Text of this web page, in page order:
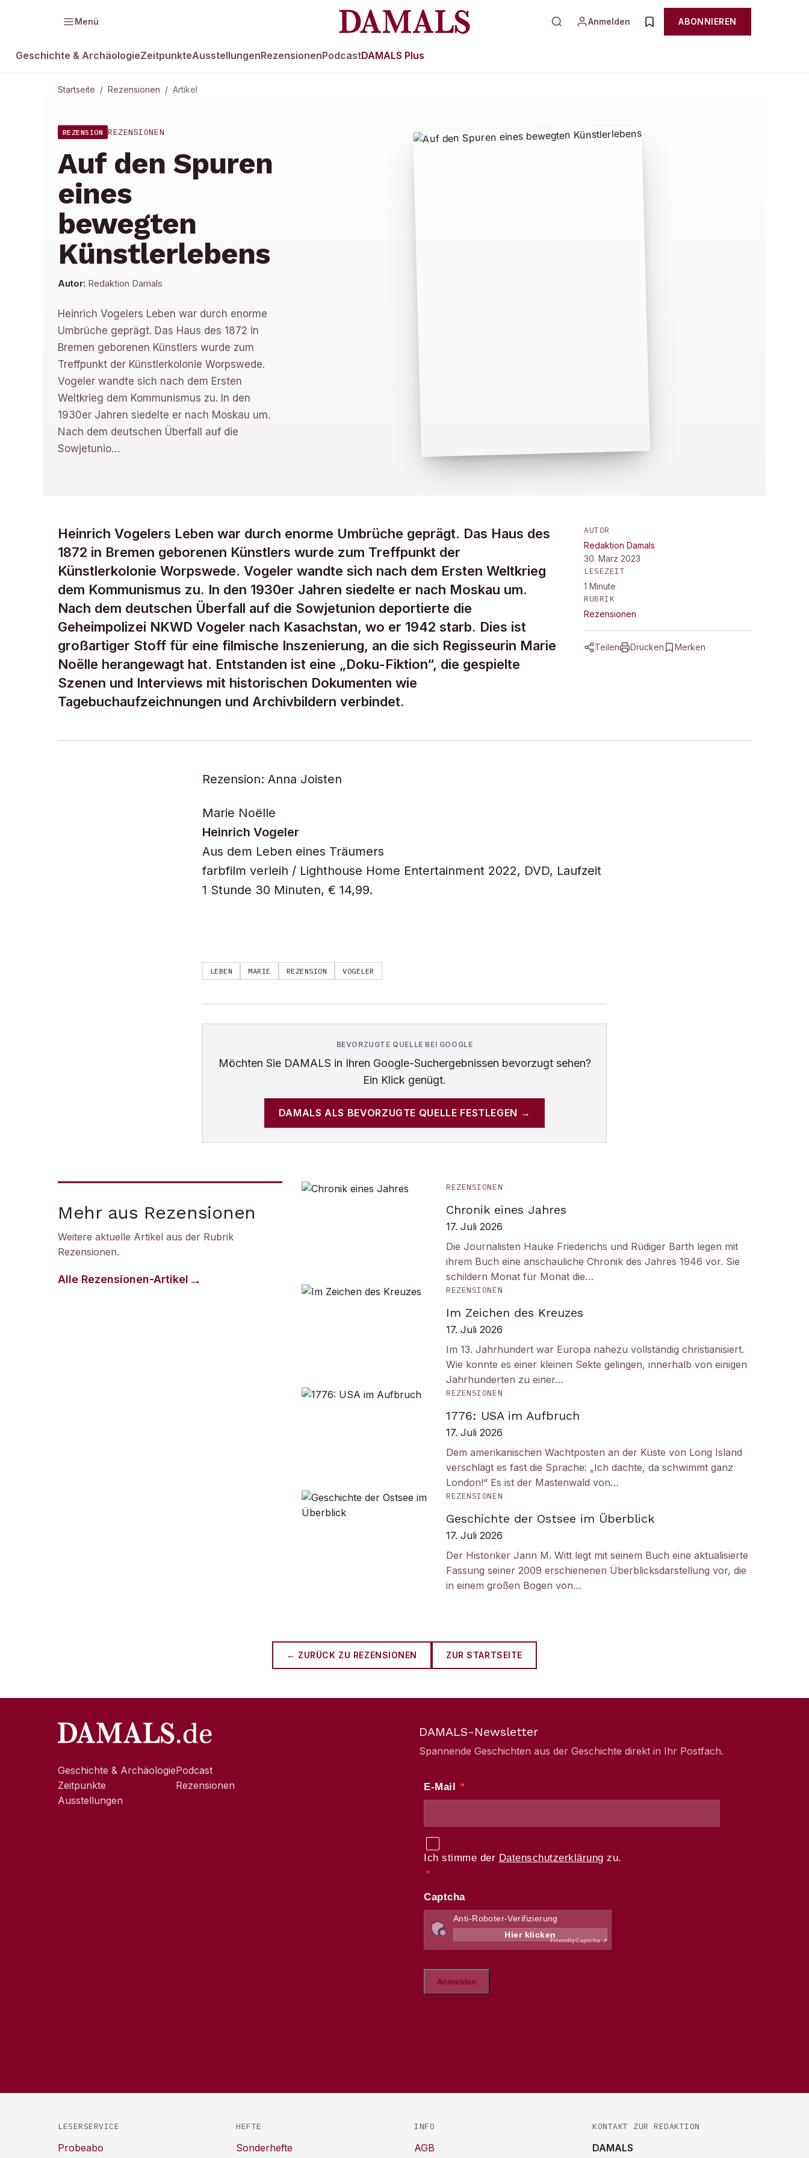
Menü Anmelden ABONNIEREN
Geschichte & ArchäologieZeitpunkteAusstellungenRezensionenPodcastDAMALS Plus
Startseite / Rezensionen / Artikel
REZENSION REZENSIONEN
Auf den Spuren
eines
bewegten
Künstlerlebens
Autor: Redaktion Damals
Heinrich Vogelers Leben war durch enorme
Umbrüche geprägt. Das Haus des 1872 in
Bremen geborenen Künstlers wurde zum
Treffpunkt der Künstlerkolonie Worpswede.
Vogeler wandte sich nach dem Ersten
Weltkrieg dem Kommunismus zu. In den
1930er Jahren siedelte er nach Moskau um.
Nach dem deutschen Überfall auf die
Sowjetunio…
Heinrich Vogelers Leben war durch enorme Umbrüche geprägt. Das Haus des
1872 in Bremen geborenen Künstlers wurde zum Treffpunkt der
Künstlerkolonie Worpswede. Vogeler wandte sich nach dem Ersten Weltkrieg
dem Kommunismus zu. In den 1930er Jahren siedelte er nach Moskau um.
Nach dem deutschen Überfall auf die Sowjetunion deportierte die
Geheimpolizei NKWD Vogeler nach Kasachstan, wo er 1942 starb. Dies ist
großartiger Stoff für eine filmische Inszenierung, an die sich Regisseurin Marie
Noëlle herangewagt hat. Entstanden ist eine „Doku-Fiktion“, die gespielte
Szenen und Interviews mit historischen Dokumenten wie
Tagebuchaufzeichnungen und Archivbildern verbindet.
AUTOR
Redaktion Damals
30. März 2023
LESEZEIT
1 Minute
RUBRIK
Rezensionen
Teilen Drucken Merken
Rezension: Anna Joisten
Marie Noëlle
Heinrich Vogeler
Aus dem Leben eines Träumers
farbfilm verleih / Lighthouse Home Entertainment 2022, DVD, Laufzeit
1 Stunde 30 Minuten, € 14,99.
LEBEN MARIE REZENSION VOGELER
BEVORZUGTE QUELLE BEI GOOGLE
Möchten Sie DAMALS in Ihren Google-Suchergebnissen bevorzugt sehen?
Ein Klick genügt.
DAMALS ALS BEVORZUGTE QUELLE FESTLEGEN →
Mehr aus Rezensionen
Weitere aktuelle Artikel aus der Rubrik
Rezensionen.
Alle Rezensionen-Artikel
REZENSIONEN
Chronik eines Jahres
17. Juli 2026
Die Journalisten Hauke Friederichs und Rüdiger Barth legen mit
ihrem Buch eine anschauliche Chronik des Jahres 1946 vor. Sie
schildern Monat für Monat die…
REZENSIONEN
Im Zeichen des Kreuzes
17. Juli 2026
Im 13. Jahrhundert war Europa nahezu vollständig christianisiert.
Wie konnte es einer kleinen Sekte gelingen, innerhalb von einigen
Jahrhunderten zu einer…
REZENSIONEN
1776: USA im Aufbruch
17. Juli 2026
Dem amerikanischen Wachtposten an der Küste von Long Island
verschlägt es fast die Sprache: „Ich dachte, da schwimmt ganz
London!“ Es ist der Mastenwald von…
REZENSIONEN
Geschichte der Ostsee im Überblick
17. Juli 2026
Der Historiker Jann M. Witt legt mit seinem Buch eine aktualisierte
Fassung seiner 2009 erschienenen Überblicksdarstellung vor, die
in einem großen Bogen von…
← ZURÜCK ZU REZENSIONEN ZUR STARTSEITE
Geschichte & Archäologie
Zeitpunkte
Ausstellungen
Podcast
Rezensionen
DAMALS-Newsletter
Spannende Geschichten aus der Geschichte direkt in Ihr Postfach.
LESERSERVICE
Probeabo
HEFTE
Sonderhefte
INFO
AGB
KONTAKT ZUR REDAKTION
DAMALS